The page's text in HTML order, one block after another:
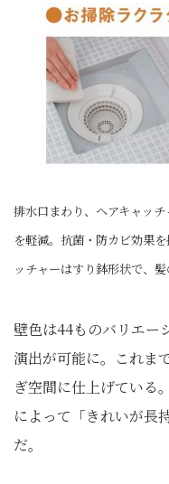
排水口まわり、ヘアキャッ
を軽減。抗菌・防カビ効果
ッチャーはすり鉢形状で、
壁色は44ものバリエー
演出が可能に。これま
ぎ空間に仕上げている
によって「きれいが長
だ。